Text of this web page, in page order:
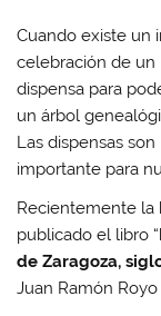
Cuando existe un
celebración de un
dispensa para
un árbol
Las dispensas
importante para
Recientemente la
publicado el libro “
de Zaragoza,
Juan Ramón Royo